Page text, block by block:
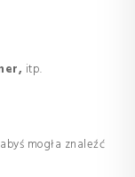
itp.
mogła znaleźć